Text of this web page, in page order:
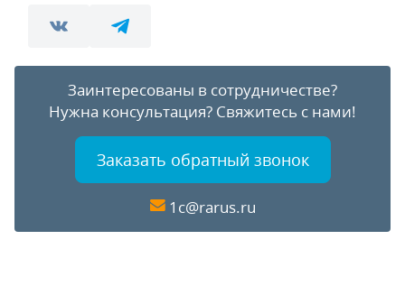
Заинтересованы в сотрудничестве?
Нужна консультация? Свяжитесь с нами!
Заказать обратный звонок
1c@rarus.ru